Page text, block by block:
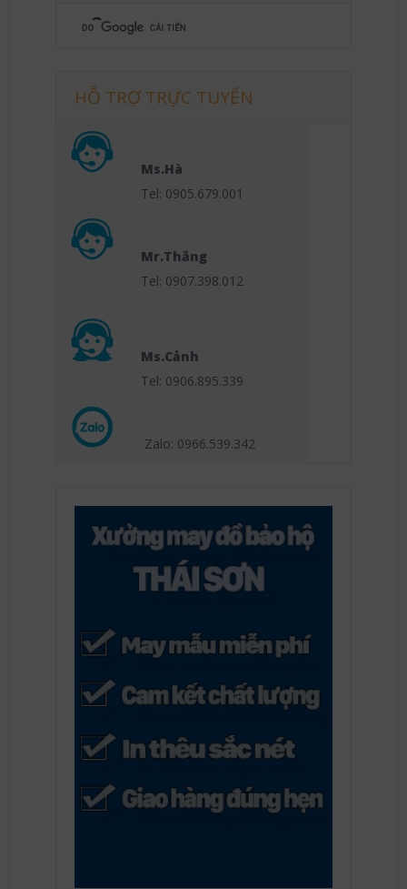
HỖ TRỢ TRỰC TUYẾN
Ms.Hà
Tel: 0905.679.001
Mr.Thắng
Tel: 0907.398.012
Ms.Cảnh
Tel: 0906.895.339
Zalo: 0966.539.342